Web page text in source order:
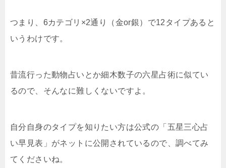
つまり、6カテゴリ×2通り（金or銀）で12タイプあると
いうわけです。
昔流行った動物占いとか細木数子の六星占術に似てい
るので、そんなに難しくないですよ。
自分自身のタイプを知りたい方は公式の「五星三心占
い早見表」がネットに公開されているので、調べてみ
てくださいね。